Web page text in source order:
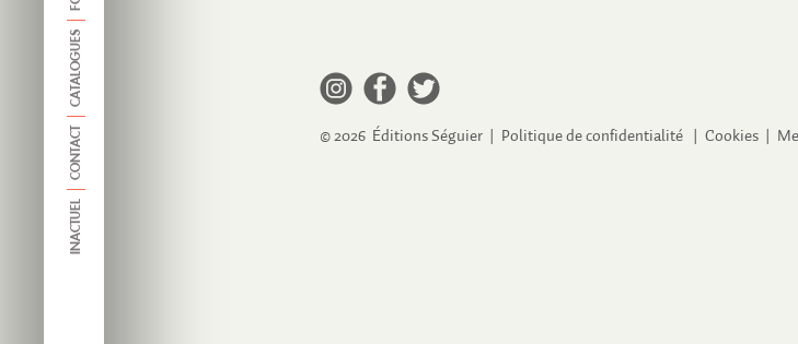
CATALOGUES
CONTACT
INACTUEL
© 2026 Éditions Séguier | Politique de confidentialité Cookies